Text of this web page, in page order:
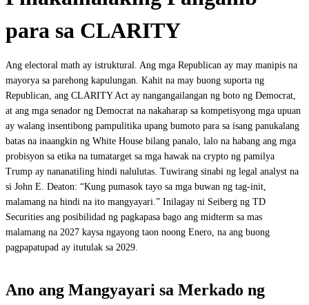
para sa CLARITY
Ang electoral math ay istruktural. Ang mga Republican ay may manipis na
mayorya sa parehong kapulungan. Kahit na may buong suporta ng
Republican, ang CLARITY Act ay nangangailangan ng boto ng Democrat,
at ang mga senador ng Democrat na nakaharap sa kompetisyong mga upuan
ay walang insentibong pampulitika upang bumoto para sa isang panukalang
batas na inaangkin ng White House bilang panalo, lalo na habang ang mga
probisyon sa etika na tumatarget sa mga hawak na crypto ng pamilya
Trump ay nananatiling hindi nalulutas. Tuwirang sinabi ng legal analyst na
si John E. Deaton: “Kung pumasok tayo sa mga buwan ng tag-init,
malamang na hindi na ito mangyayari.” Inilagay ni Seiberg ng TD
Securities ang posibilidad ng pagkapasa bago ang midterm sa mas
malamang na 2027 kaysa ngayong taon noong Enero, na ang buong
pagpapatupad ay itutulak sa 2029.
Ano ang Mangyayari sa Merkado ng